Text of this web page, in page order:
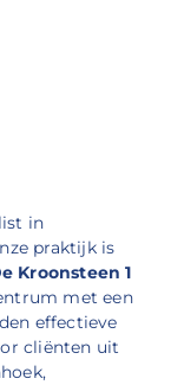
in
praktijk is
Kroonsteen 1
met een
effectieve
cliënten uit